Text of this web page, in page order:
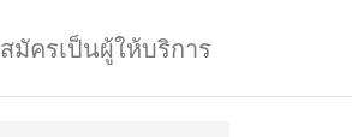
สมัครเป็นผู้ให้บริการ